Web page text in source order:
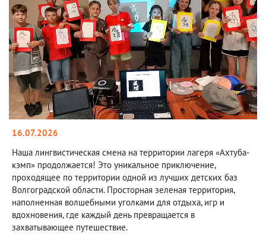
16.07.2026
Наша лингвистическая смена на территории лагеря «Ахтуба-
кэмп» продолжается! Это уникальное приключение,
проходящее по территории одной из лучших детских баз
Волгоградской области. Просторная зеленая территория,
наполненная волшебными уголками для отдыха, игр и
вдохновения, где каждый день превращается в
захватывающее путешествие.